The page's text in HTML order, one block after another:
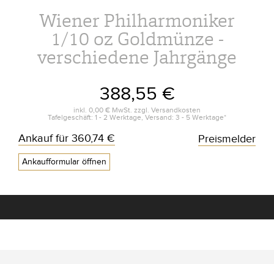
Wiener Philharmoniker
1/10 oz Goldmünze -
verschiedene Jahrgänge
388,55 €
inkl. 0,00 € MwSt. zzgl. Versandkosten
Tafelgeschäft: 1 - 2 Werktage, Versand: 3 - 5 Werktage*
Ankauf für 360,74 €
Ankaufformular öffnen
Preismelder